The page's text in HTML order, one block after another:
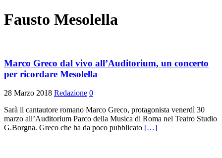
Fausto Mesolella
Marco Greco dal vivo all’Auditorium, un concerto
per ricordare Mesolella
28 Marzo 2018 Redazione 0
Sarà il cantautore romano Marco Greco, protagonista venerdì 30
marzo all’Auditorium Parco della Musica di Roma nel Teatro Studio
G.Borgna. Greco che ha da poco pubblicato […]